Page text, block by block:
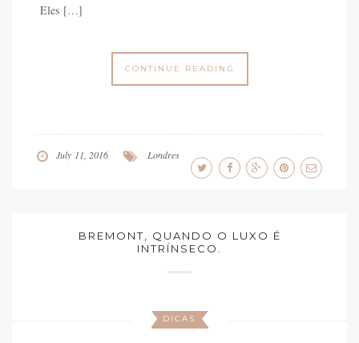
Eles […]
CONTINUE READING
July 11, 2016 Londres
BREMONT, QUANDO O LUXO É
INTRÍNSECO.
DICAS